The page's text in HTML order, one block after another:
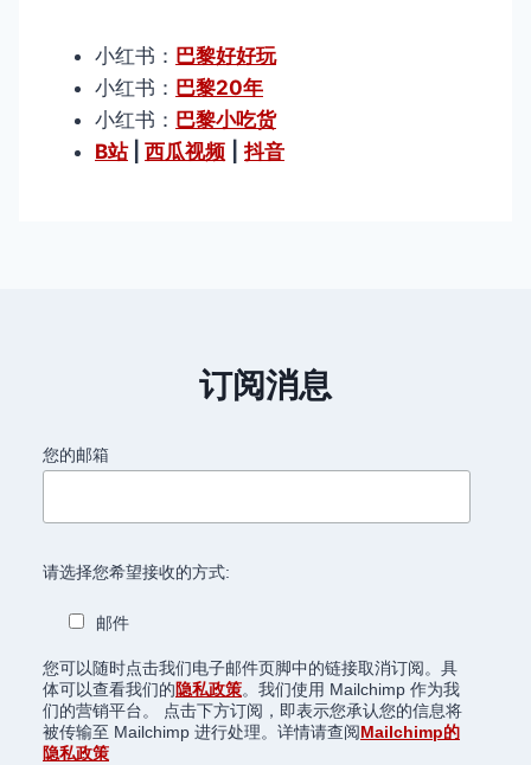
小红书： 巴黎好好玩
小红书： 巴黎20年
小红书： 巴黎小吃货
B站| 西瓜视频 抖音
订阅消息
您的邮箱
请选择您希望接收的方式:
邮件
您可以随时点击我们电子邮件页脚中的链接取消订阅。具
体可以查看我们的隐私政策。我们使用 Mailchimp 作为我
们的营销平台。 点击下方订阅，即表示您承认您的信息将
被传输至 Mailchimp 进行处理。详情请查阅Mailchimp的
隐私政策